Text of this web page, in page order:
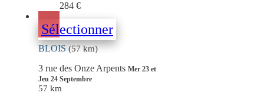
284 €
Sélectionner
BLOIS(57 km)
3 rue des Onze Arpents Mer 23 et
Jeu 24 Septembre
57 km